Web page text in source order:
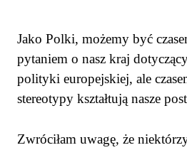
Jako Polki, możemy być
pytaniem o nasz kraj
polityki europejskiej, ale
stereotypy kształtują nasze
Zwróciłam uwagę, że